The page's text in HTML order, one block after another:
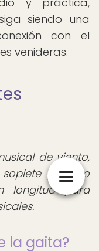
siendo una
con el
venideras.
de viento,
y tres o
longitud para
la gaita?